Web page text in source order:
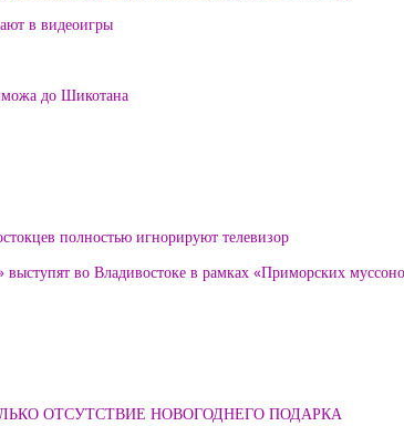
в видеоигры
до Шикотана
полностью игнорируют телевизор
во Владивостоке в рамках «Приморских
ОТСУТСТВИЕ НОВОГОДНЕГО ПОДАРКА